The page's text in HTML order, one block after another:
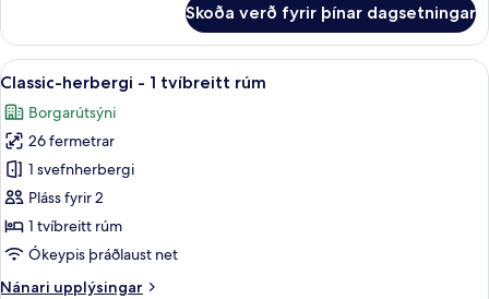
með
svefnsófa
herbergi
með
tvíbreiðu
-
tvíbreitt
rúm
með
svefnsófa
Skoða verð fyrir þínar dagsetningar
Skoða
allar
myndir
fyrir
Classic-
herbergi
-
1
tvíbreitt
Classic-herbergi - 1 tvíbreitt rúm |
7
Classic-herbergi - 1 tvíbreitt rúm
Borgarútsýni
26 fermetrar
1 svefnherbergi
Pláss fyrir 2
1 tvíbreitt rúm
Ókeypis þráðlaust net
Nánari upplýsingar
Nánari